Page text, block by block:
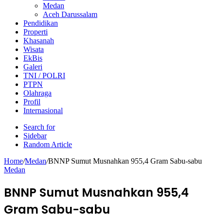
Medan
Aceh Darussalam
Pendidikan
Properti
Khasanah
Wisata
EkBis
Galeri
TNI / POLRI
PTPN
Olahraga
Profil
Internasional
Search for
Sidebar
Random Article
Home/Medan/BNNP Sumut Musnahkan 955,4 Gram Sabu-sabu
Medan
BNNP Sumut Musnahkan 955,4
Gram Sabu-sabu